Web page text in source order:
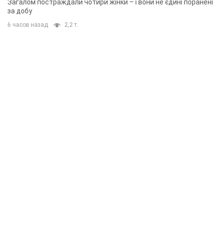
Загалом постраждали чотири жінки – і вони не єдині поранені
за добу
6 часов назад 2,2 т.